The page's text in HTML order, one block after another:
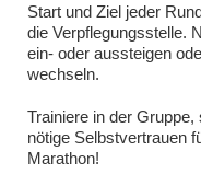
Start und Ziel jeder
die Verpflegungsstelle.
ein- oder aussteigen
wechseln.
Trainiere in der
nötige Selbstvertrauen
Marathon!